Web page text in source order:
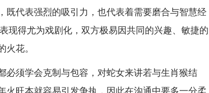
既代表强烈的吸引力，也代表着需要磨合与智慧经
现得尤为戏剧化，双方极易因共同的兴趣、敏捷的
花。
必须学会克制与包容，对蛇女来讲若与生肖猴结
火旺本就容易引发争执，因此在沟通中要多一分柔